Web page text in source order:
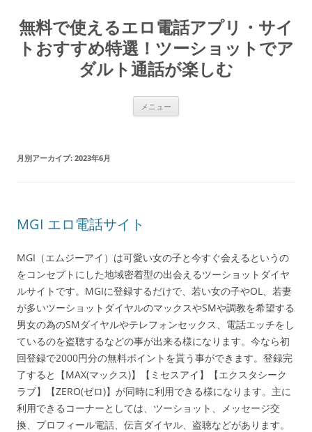
テ
ン
ツ
無料で使えるエロ電話アプリ・サイ
トおすすめ特選！ツーショットでア
ダルト通話が楽しむ
メニュー
月別アーカイブ: 2023年6月
MGI エロ電話サイト
MGI（エムジーアイ）は可愛い女の子と今すぐ会えるというの
をコンセプトにした地域密着型の出会えるツーショットダイヤ
ルサイトです。MGIに登録するだけで、若い女の子やOL、若妻
が多いツーショットダイヤルのマックスやSMや調教を希望する
男女の為のSMダイヤルやテレフォンセックス、電話エッチをし
ているのを盗聴するなどの事が出来る様になります。今なら初
回登録で2000円分の無料ポイントを貰う事ができます。登録完
了すると【MAX(マックス)】【ミセスアイ】【エクスタシーク
ラブ】【ZERO(ゼロ)】が同時に利用できる様になります。主に
利用できるコーナーとしては、ツーショット、メッセージ交
換、プロフィール電話、伝言ダイヤル、盗聴などがあります。